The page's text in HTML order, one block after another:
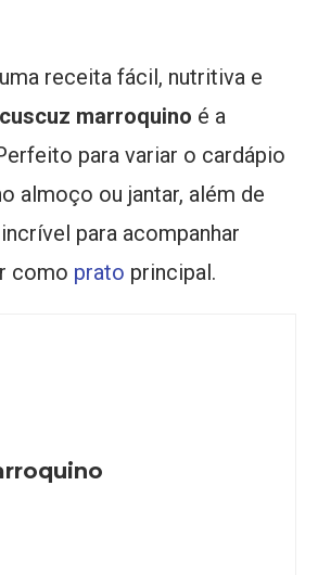
receita fácil, nutritiva e
cuscuz marroquino é a
para variar o cardápio
almoço ou jantar, além de
para acompanhar
como prato principal.